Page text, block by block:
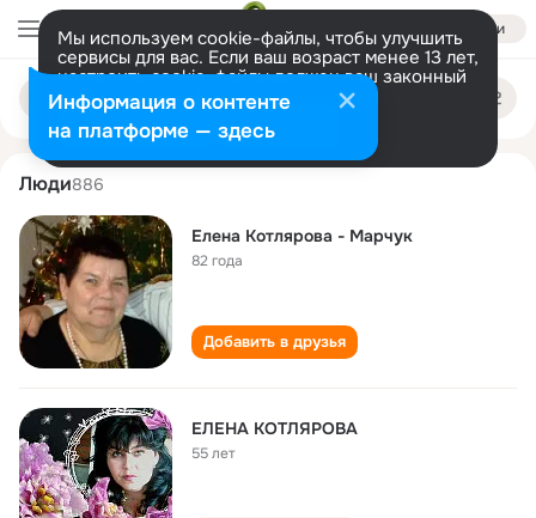
Войти
Мы используем cookie-файлы, чтобы улучшить
сервисы для вас. Если ваш возраст менее 13 лет,
настроить cookie-файлы должен ваш законный
представитель. Больше информации
Разрешить все Настроить
Поиск
людям
elena kotlyarova
Люди886
Елена Котлярова - Марчук
82 года
Добавить в друзья
ЕЛЕНА КОТЛЯРОВА
55 лет
Информация о контенте
на платформе — здесь